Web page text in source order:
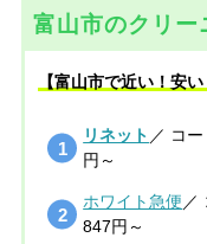
富山市のクリ
【富山市で近い！安
リネット ／ コ
円～
ホワイト急便 ／
847円～